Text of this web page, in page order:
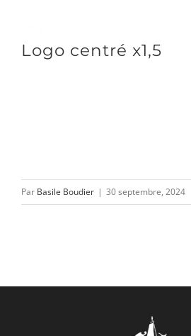
contenu
NOUS SUIVRE
CONTACT/ACCÈS
Logo centré x1,5
Par Basile Boudier | 30 septembre, 2024